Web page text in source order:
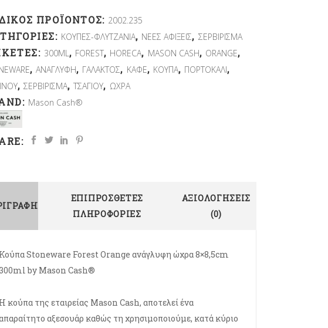
ΠΡΟΪΌΝΤΟΣ: 2002.235
ΚΟΥΠΕΣ-ΦΛΥΤΖΑΝΙΑ, ΝΕΕΣ ΑΦΙΞΕΙΣ, ΣΕΡΒΙΡΙΣΜΑ
300ML, FOREST, HORECA, MASON CASH, ORANGE,
,ΑΝΑΓΛΥΦΗ, ΓΑΛΑΚΤΟΣ, ΚΑΦΕ, ΚΟΥΠΑ, ΠΟΡΤΟΚΑΛΙ,
,ΣΕΡΒΙΡΙΣΜΑ,ΤΣΑΓΙΟΥ, ΩΧΡΑ
Mason Cash®
ΕΠΙΠΡΌΣΘΕΤΕΣ
ΠΛΗΡΟΦΟΡΊΕΣ
ΑΞΙΟΛΟΓΉΣΕΙΣ
(0)
Κούπα Stoneware Forest Orange ανάγλυφη ώχρα 8×8,5cm
by Mason Cash®
Η κούπα της εταιρείας Mason Cash, αποτελεί ένα
αξεσουάρ καθώς τη χρησιμοποιούμε, κατά κύριο